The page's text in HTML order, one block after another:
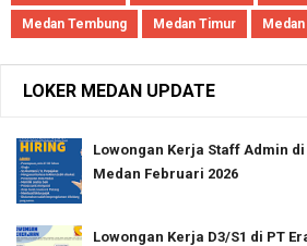
Medan Tembung Medan Timur
LOKER MEDAN UPDATE
Lowongan Kerja Staff Admin
Medan Februari 2026
Lowongan Kerja D3/S1 di PT